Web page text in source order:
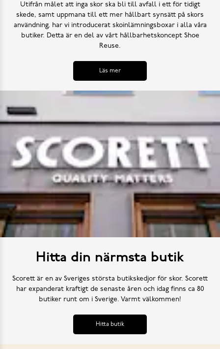
Utifrån målet att inga skor ska bli till avfall i ett för tidigt
skede, samt uppmana till ett mer hållbart synsätt på skors
användning, har vi introducerat skoinlämningsboxar i alla våra
butiker. Detta är en del av vårt hållbarhetskoncept Shoe
Reuse.
Läs mer
Hitta din närmsta butik
Scorett är en av Sveriges största butikskedjor för skor. Scorett
har expanderat kraftigt de senaste åren och idag finns ca 80
butiker runt om i Sverige. Varmt välkommen!
Hitta butik